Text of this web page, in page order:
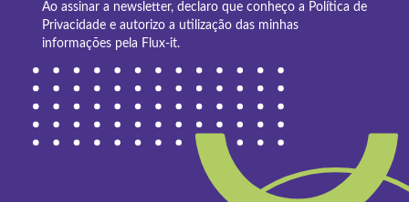
Ao assinar a newsletter, declaro que conheço a Política de
Privacidade e autorizo a utilização das minhas
informações pela Flux-it.